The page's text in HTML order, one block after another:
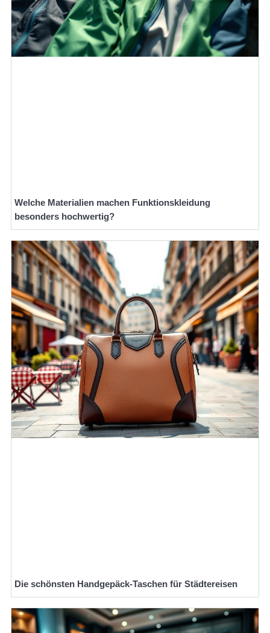
Welche Materialien machen Funktionskleidung
besonders hochwertig?
Die schönsten Handgepäck-Taschen für Städtereisen